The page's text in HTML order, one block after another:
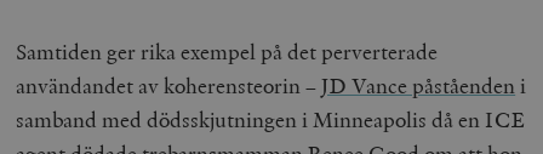
Samtiden ger rika exempel på det perverterade
användandet av koherensteorin –JD Vance påståendeni
samband med dödsskjutningen i Minneapolis då en ICE